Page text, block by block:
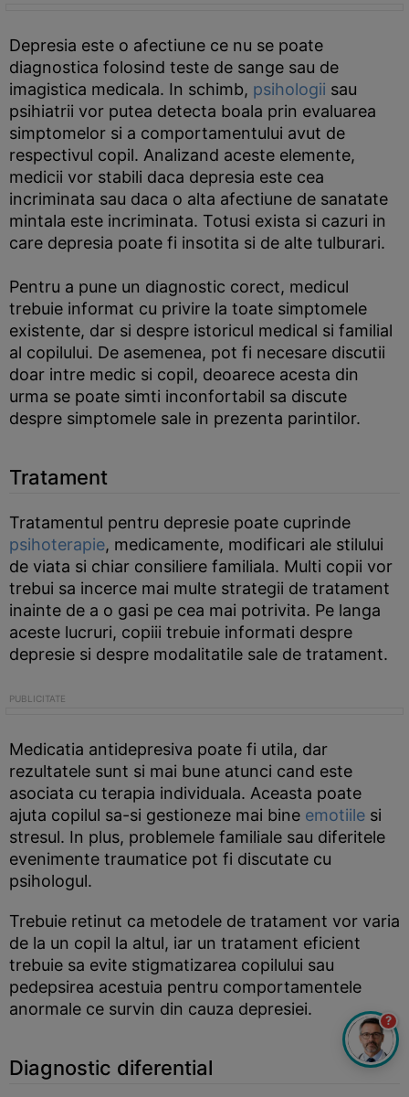
Depresia este o afectiune ce nu se poate
diagnostica folosind teste de sange sau de
imagistica medicala. In schimb, psihologii sau
psihiatrii vor putea detecta boala prin evaluarea
simptomelor si a comportamentului avut de
respectivul copil. Analizand aceste elemente,
medicii vor stabili daca depresia este cea
incriminata sau daca o alta afectiune de sanatate
mintala este incriminata. Totusi exista si cazuri in
care depresia poate fi insotita si de alte tulburari.
Pentru a pune un diagnostic corect, medicul
trebuie informat cu privire la toate simptomele
existente, dar si despre istoricul medical si familial
al copilului. De asemenea, pot fi necesare discutii
doar intre medic si copil, deoarece acesta din
urma se poate simti inconfortabil sa discute
despre simptomele sale in prezenta parintilor.
Tratament
Tratamentul pentru depresie poate cuprinde
psihoterapie, medicamente, modificari ale stilului
de viata si chiar consiliere familiala. Multi copii vor
trebui sa incerce mai multe strategii de tratament
inainte de a o gasi pe cea mai potrivita. Pe langa
aceste lucruri, copiii trebuie informati despre
depresie si despre modalitatile sale de tratament.
Medicatia antidepresiva poate fi utila, dar
rezultatele sunt si mai bune atunci cand este
asociata cu terapia individuala. Aceasta poate
ajuta copilul sa-si gestioneze mai bine emotiile si
stresul. In plus, problemele familiale sau diferitele
evenimente traumatice pot fi discutate cu
psihologul.
Trebuie retinut ca metodele de tratament vor varia
de la un copil la altul, iar un tratament eficient
trebuie sa evite stigmatizarea copilului sau
pedepsirea acestuia pentru comportamentele
anormale ce survin din cauza depresiei.
Diagnostic diferential
?